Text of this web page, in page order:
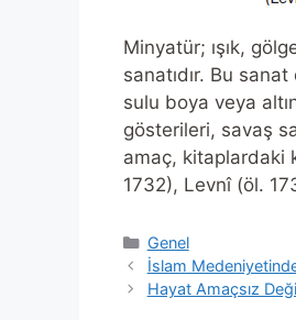
Minyatür; ışık,
sanatıdır. Bu
sulu boya veya
gösterileri, savaş
amaç, kitaplardaki
1732), Levnî (öl.
Categories
Genel
İslam
Hayat Amaçsız